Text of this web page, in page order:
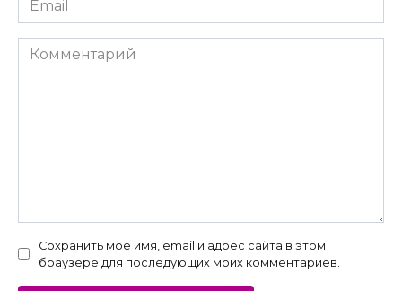
*
Комментарий
Сохранить моё имя, email и адрес сайта в этом
браузере для последующих моих комментариев.